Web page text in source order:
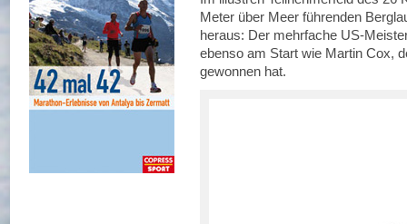
Meter über Meer führenden
heraus: Der mehrfache US-
ebenso am Start wie Martin Cox,
gewonnen hat.